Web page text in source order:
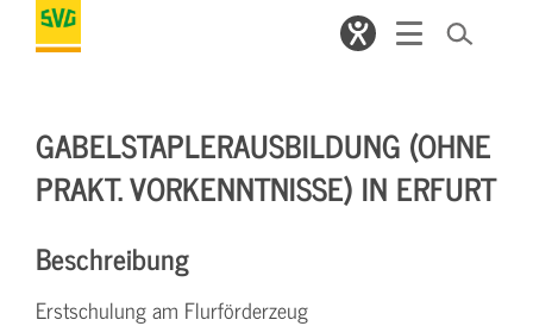
GABELSTAPLERAUSBILDUNG (OHNE
PRAKT. VORKENNTNISSE) IN ERFURT
Beschreibung
Erstschulung am Flurförderzeug